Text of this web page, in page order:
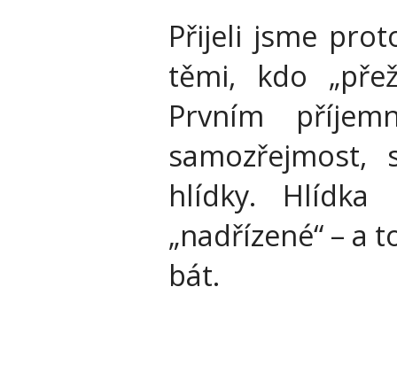
Přijeli jsme
těmi, kdo
Prvním
hlídky. Hlídka
„nadřízené“ – a
bát.